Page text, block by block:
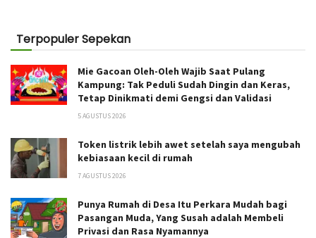
Terpopuler Sepekan
Mie Gacoan Oleh-Oleh Wajib Saat Pulang
Kampung: Tak Peduli Sudah Dingin dan Keras,
Tetap Dinikmati demi Gengsi dan Validasi
5 AGUSTUS 2026
Token listrik lebih awet setelah saya mengubah
kebiasaan kecil di rumah
7 AGUSTUS 2026
Punya Rumah di Desa Itu Perkara Mudah bagi
Pasangan Muda, Yang Susah adalah Membeli
Privasi dan Rasa Nyamannya